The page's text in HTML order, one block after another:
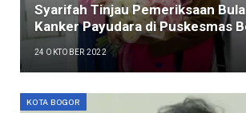
Syarifah Tinjau Pemeriksaan
Kanker Payudara di Puskesmas
24 OKTOBER 2022
KOTA BOGOR